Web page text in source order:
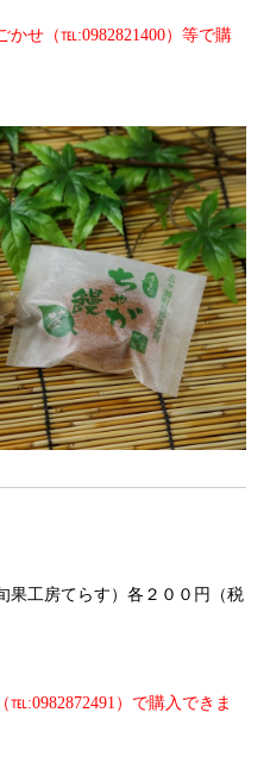
せ（℡:0982821400）等で購
果工房てらす）各２００円（税
）で購入できま